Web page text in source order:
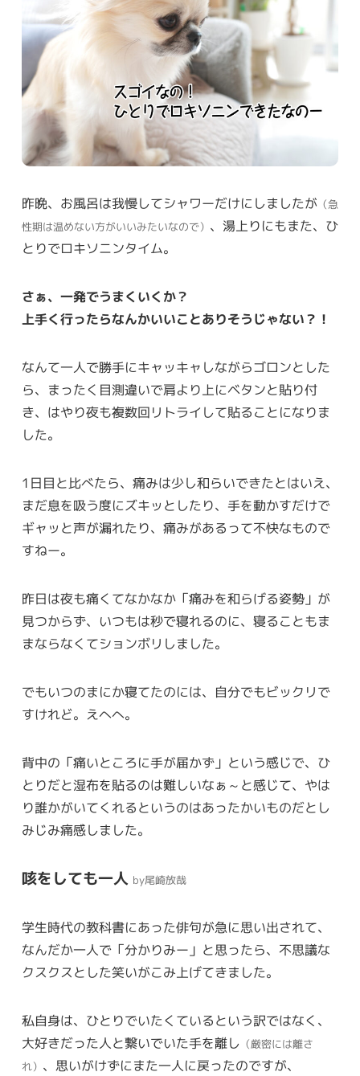
昨晩、お風呂は我慢してシャワーだけにしましたが （急
性期は温めない方がいいみたいなので） 、湯上りにもまた、ひ
とりでロキソニンタイム。
さぁ、一発でうまくいくか？
上手く行ったらなんかいいことありそうじゃない？！
なんて一人で勝手にキャッキャしながらゴロンとした
ら、まったく目測違いで肩より上にベタンと貼り付
き、はやり夜も複数回リトライして貼ることになりま
した。
1日目と比べたら、痛みは少し和らいできたとはいえ、
まだ息を吸う度にズキッとしたり、手を動かすだけで
ギャッと声が漏れたり、痛みがあるって不快なもので
すねー。
昨日は夜も痛くてなかなか「痛みを和らげる姿勢」が
見つからず、いつもは秒で寝れるのに、寝ることもま
まならなくてションボリしました。
でもいつのまにか寝てたのには、自分でもビックリで
すけれど。えへへ。
背中の「痛いところに手が届かず」という感じで、ひ
とりだと湿布を貼るのは難しいなぁ～と感じて、やは
り誰かがいてくれるというのはあったかいものだとし
みじみ痛感しました。
咳をしても一人 by尾崎放哉
学生時代の教科書にあった俳句が急に思い出されて、
なんだか一人で「分かりみー」と思ったら、不思議な
クスクスとした笑いがこみ上げてきました。
私自身は、ひとりでいたくているという訳ではなく、
大好きだった人と繋いでいた手を離し （厳密には離さ
れ） 、思いがけずにまた一人に戻ったのですが、